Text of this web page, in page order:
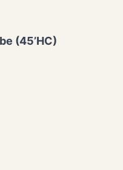
(45’HC)